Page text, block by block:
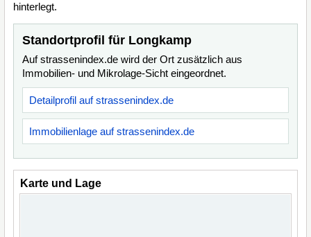
hinterlegt.
Standortprofil für Longkamp
Auf strassenindex.de wird der Ort zusätzlich aus
Immobilien- und Mikrolage-Sicht eingeordnet.
Detailprofil auf strassenindex.de
Immobilienlage auf strassenindex.de
Karte und Lage